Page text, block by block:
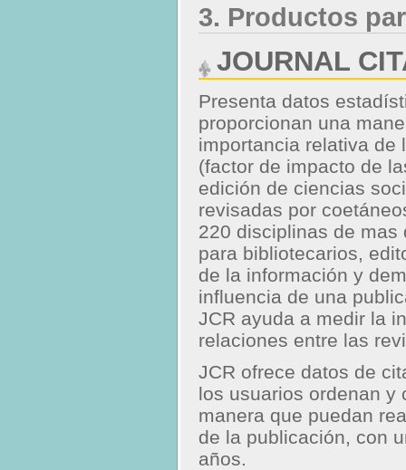
3. Productos
JOURNAL
Presenta datos
proporcionan una
importancia relativa de
(factor de impacto de
edición de ciencias
revisadas por
220 disciplinas de mas
para bibliotecarios,
de la información y
influencia de una
JCR ayuda a medir la
relaciones entre las
JCR ofrece datos de
los usuarios ordenan y
manera que puedan
de la publicación, con
años.